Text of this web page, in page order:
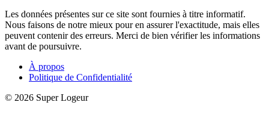
Les données présentes sur ce site sont fournies à titre informatif.
Nous faisons de notre mieux pour en assurer l'exactitude, mais elles
peuvent contenir des erreurs. Merci de bien vérifier les informations
avant de poursuivre.
À propos
Politique de Confidentialité
© 2026 Super Logeur